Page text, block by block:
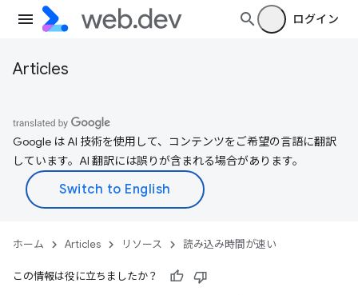
ログイン
Articles
Google は AI 技術を使用して、コンテンツをご希望の言語に翻訳
しています。AI 翻訳には誤りが含まれる場合があります。
ホーム Articles リソース 読み込み時間が速い
この情報は役に立ちましたか？